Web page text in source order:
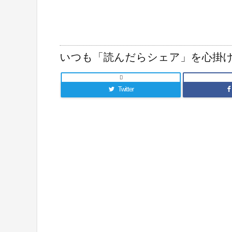
いつも「読んだらシェア」を心掛
Twitter
